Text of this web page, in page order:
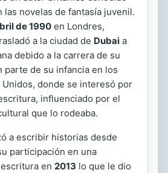
las novelas de fantasía juvenil.
de 1990 en Londres,
a la ciudad de Dubai a
debido a la carrera de su
parte de su infancia en los
Unidos, donde se interesó por
influenciado por el
que lo rodeaba.
a escribir historias desde
participación en una
en 2013 lo que le dio